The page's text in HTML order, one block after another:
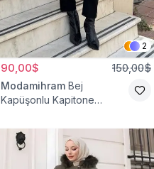
2
90,00$ 150,00$
Modamihram Bej
Kapüşonlu Kapitone